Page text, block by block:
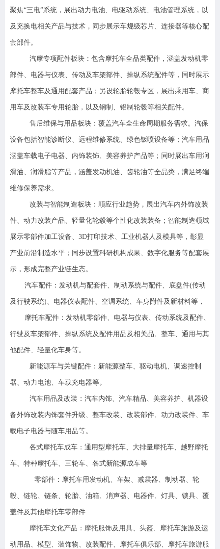
聚焦“三电”系统，展出动力电池、电驱动系统、电池管理系统，以
及充换电相关产品与技术，同步展示车规级芯片、连接器等核心配
套部件。
汽摩专项配件板块：包含摩托车全品类配件，涵盖发动机零
部件、电器与仪表、传动及车架部件、操纵系统配件等，同时展示
摩托车整车及通用配套产品；另设轮胎轮毂专区，展出乘用车、商
用车及改装车专用轮胎，以及钢制、铝制轮毂等相关配件。
售后维保与用品板块：覆盖汽车全生命周期服务需求。汽保
设备包括智能诊断仪、远程维修系统、绿色钣喷设备等；汽车用品
涵盖车载电子电器、内饰装饰、美容养护产品等；同时展出车用润
滑油、润滑脂等产品，涵盖发动机油、齿轮油等全品类，满足终端
维修保养需求。
改装与智能制造板块：顺应行业趋势，展出汽车内外饰改装
件、动力改装产品、轻量化轮毂等个性化改装装备；智能制造领域
展示零部件加工设备、3D打印技术、工业机器人及模具等，彰显
产业前沿制造水平；同步设置科研机构成果、数字化服务等配套展
示，形成完整产业链生态。
汽车配件：发动机与配套件、制动系统与配件、底盘件(传动
及行驶系统)、电器仪表配件、空调系统、车身附件及新材料等，
摩托车配件：发动机零部件、电器与仪表、传动系统及配件、
行驶及车架部件、操纵系统及配件用品及相关品、整车、通用与其
他配件、轻量化车身等。
新能源车与关键配件：新能源整车、驱动电机、调速控制
器、动力电池、车载充电器等。
汽车用品及改装：汽车内饰、汽车精品、美容养护、机器设
备外饰改装内饰套件升级、整车改装、改装部件、动力改装件、车
载电子电器与随车用品等。
各式摩托车成车：通用型摩托车、大排量摩托车、越野摩托
车、特种摩托车、三轮车、各式新能源成车等
零部件：摩托车用发动机、车架、减震器、制动器、轮
毂、链轮、链条、轮胎、油箱、消声器、电器件、灯具、锁具、覆
盖件及其他摩托车零部件
摩托车文化产品：摩托服饰及用具、头盔、摩托车旅游及运
动用品、模型、装饰物、改装配件、摩托车俱乐部、摩托车旅游服